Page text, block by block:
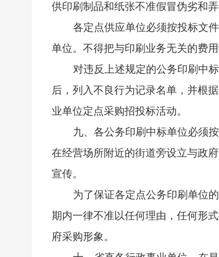
供印刷制品和纸张不准假冒伪劣和弄
各定点供应单位必须按投标文
单位。不得把与印刷业务无关的费用
对违反上述规定的公务印刷中
后，列入不良行为记录名单，并根
业单位定点采购招投标活动。
九、各公务印刷中标单位必须
在经营场所附近的街道旁设立与政
宣传。
为了保证各定点公务印刷单位
期内一律不准以任何理由，任何形
府采购形象。